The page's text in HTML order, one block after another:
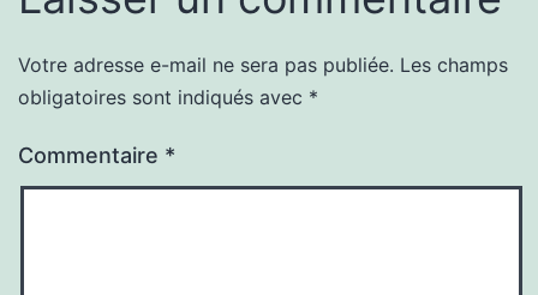
Votre adresse e-mail ne sera pas publiée. Les champs
obligatoires sont indiqués avec *
Commentaire *